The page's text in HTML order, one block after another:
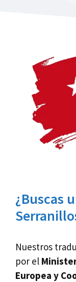
¿Buscas
Nuestros
por el
Europea y